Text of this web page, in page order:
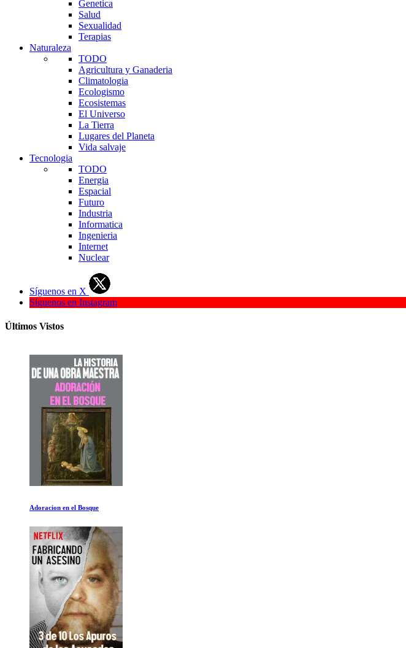
Genetica
Salud
Sexualidad
Terapias
Naturaleza
TODO
Agricultura y Ganaderia
Climatologia
Ecologismo
Ecosistemas
El Universo
La Tierra
Lugares del Planeta
Vida salvaje
Tecnologia
TODO
Energia
Espacial
Futuro
Industria
Informatica
Ingenieria
Internet
Nuclear
Síguenos en X
Síguenos en Instagram
Últimos Vistos
Quimica: El poder de los elementos